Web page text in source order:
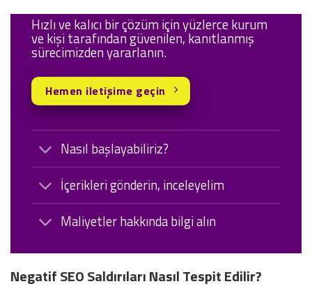
Nasıl başlayabiliriz?
İçerikleri gönderin, inceleyelim
Maliyetler hakkında bilgi alın
Hızlı ve kalıcı bir çözüm için yüzlerce kurum
ve kişi tarafından güvenilen, kanıtlanmış
sürecimizden yararlanın.
Hemen iletişime geçin
Negatif SEO Saldırıları Nasıl Tespit Edilir?